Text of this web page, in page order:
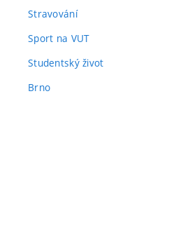
Stravování
Sport na VUT
Studentský život
Brno